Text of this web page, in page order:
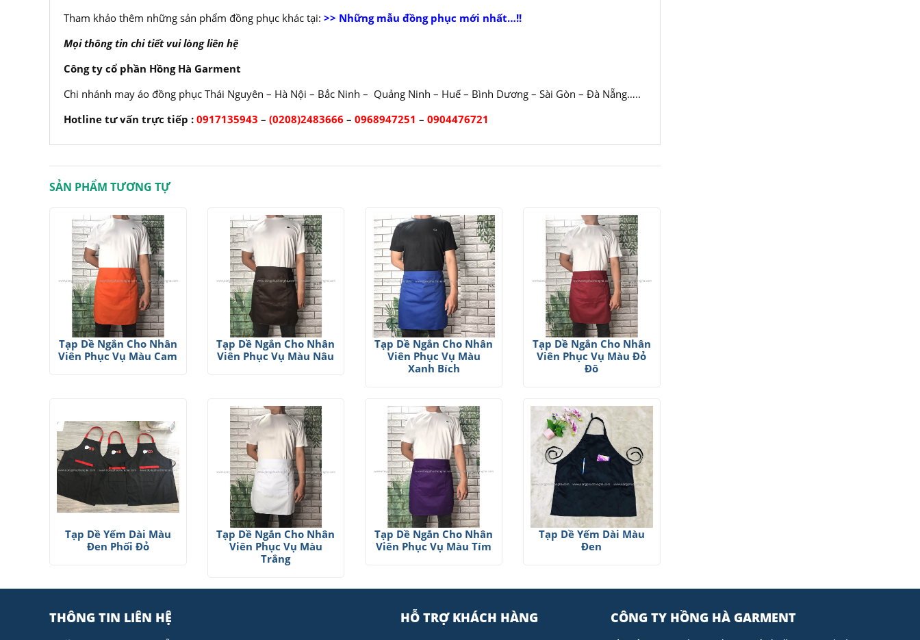
Tham khảo thêm những sản phẩm đồng phục khác tại: >> Những mẫu đồng phục mới nhất…!!
Mọi thông tin chi tiết vui lòng liên hệ
Công ty cổ phần Hồng Hà Garment
Chi nhánh may áo đồng phục Thái Nguyên – Hà Nội – Bắc Ninh – Quảng Ninh – Huế – Bình Dương – Sài Gòn – Đà Nẵng…..
Hotline tư vấn trực tiếp : 0917135943 – (0208)2483666 – 0968947251 – 0904476721
SẢN PHẨM TƯƠNG TỰ
Tạp Dề Ngắn Cho Nhân
Viên Phục Vụ Màu Cam
Tạp Dề Ngắn Cho Nhân
Viên Phục Vụ Màu Nâu
Tạp Dề Ngắn Cho Nhân
Viên Phục Vụ Màu
Xanh Bích
Tạp Dề Ngắn Cho Nhân
Viên Phục Vụ Màu Đỏ
Đô
Tạp Dề Yếm Dài Màu
Đen Phối Đỏ
Tạp Dề Ngắn Cho Nhân
Viên Phục Vụ Màu
Trắng
Tạp Dề Ngắn Cho Nhân
Viên Phục Vụ Màu Tím
Tạp Dề Yếm Dài Màu
Đen
THÔNG TIN LIÊN HỆ HỖ TRỢ KHÁCH HÀNG CÔNG TY HỒNG HÀ GARMENT